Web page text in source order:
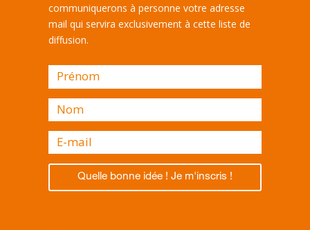
communiquerons à personne votre adresse
mail qui servira exclusivement à cette liste de
diffusion.
Quelle bonne idée ! Je m'inscris !